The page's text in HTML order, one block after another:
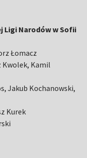
Ligi Narodów w Sofii
Łomacz
Kwolek, Kamil
Jakub Kochanowski,
Kurek